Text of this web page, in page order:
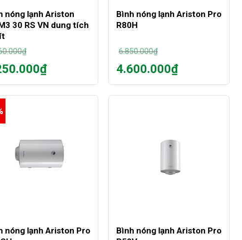
nóng lạnh Ariston
30 RS VN dung tích
₫
₫
Bình nóng lạnh Ariston Pro
R80H
6.850.000₫
Giá
gốc
là:
4.600.000₫
tại
nóng lạnh Ariston Pro
Bình nóng lạnh Ariston Pro